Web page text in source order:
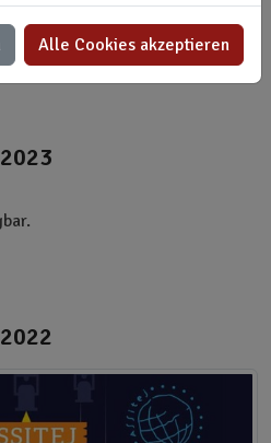
2023
2022
Alle Cookies akzeptieren